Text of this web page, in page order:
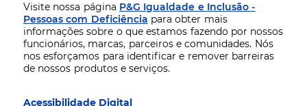
Visite nossa página P&G Igualdade e Inclusão -
Pessoas com Deficiência para obter mais
informações sobre o que estamos fazendo por nossos
funcionários, marcas, parceiros e comunidades. Nós
nos esforçamos para identificar e remover barreiras
de nossos produtos e serviços.
Acessibilidade Digital